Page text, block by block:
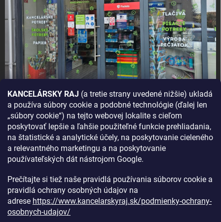
KANCELÁRSKY RAJ (a tretie strany uvedené nižšie) ukladá
a používa súbory cookie a podobné technológie (ďalej len
„súbory cookie“) na tejto webovej lokalite s cieľom
poskytovať lepšie a ľahšie použiteľné funkcie prehliadania,
na štatistické a analytické účely, na poskytovanie cieleného
a relevantného marketingu a na poskytovanie
používateľských dát nástrojom Google.
Prečítajte si tiež naše pravidlá používania súborov cookie a
pravidlá ochrany osobných údajov na
adrese https://www.kancelarskyraj.sk/podmienky-ochrany-
osobnych-udajov/
AKO SA K NÁM DOSTANETE?